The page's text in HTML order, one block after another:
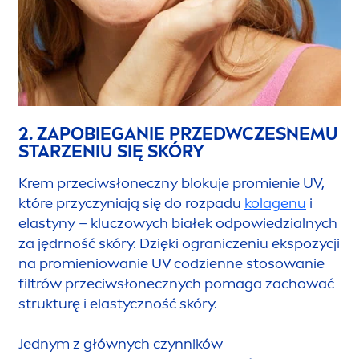
2. ZAPOBIEGANIE PRZEDWCZESNEMU
STARZENIU SIĘ SKÓRY
Krem przeciwsłoneczny blokuje promienie UV,
które przyczyniają się do rozpadu kolagenu i
elastyny – kluczowych białek odpowiedzialnych
za jędrność skóry. Dzięki ograniczeniu ekspozycji
na promieniowanie UV codzienne stosowanie
filtrów przeciwsłonecznych pomaga zachować
strukturę i elastyczność skóry.
Jednym z głównych czynników